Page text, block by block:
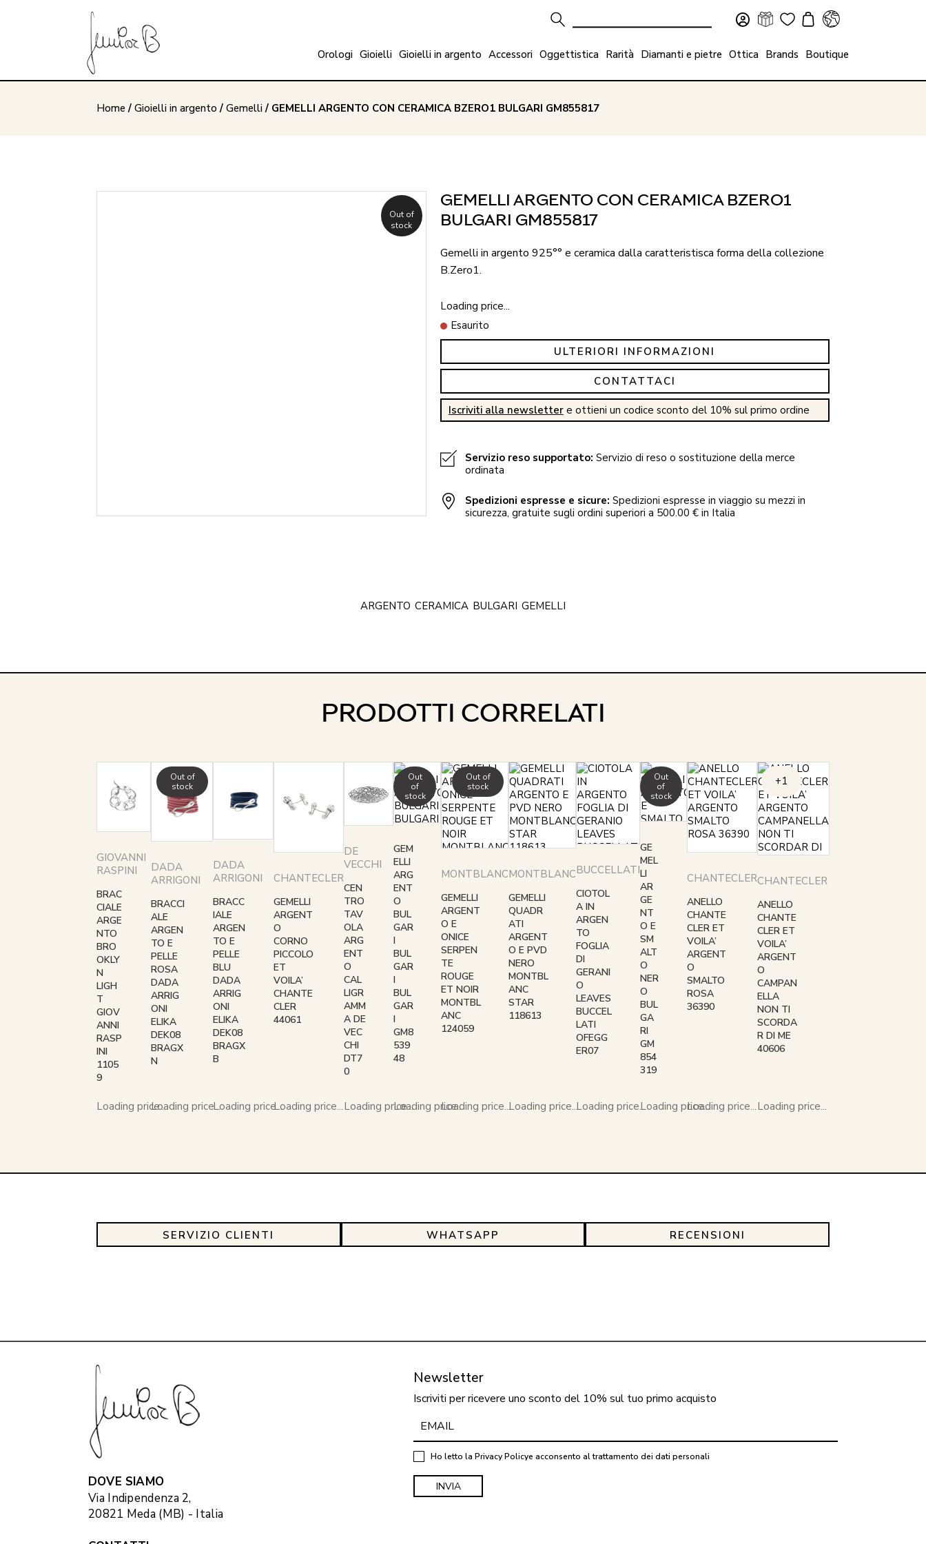
Orologi Gioielli Gioielli in argento Accessori Oggettistica Rarità Diamanti e pietre Ottica Brands Boutique
Home / Gioielli in argento / Gemelli/ GEMELLI ARGENTO CON CERAMICA BZERO1 BULGARI GM855817
Out of
stock
GEMELLI ARGENTO CON CERAMICA BZERO1
BULGARI GM855817
Gemelli in argento 925°° e ceramica dalla caratteristisca forma della collezione
B.Zero1.
Loading price...
Esaurito
ULTERIORI INFORMAZIONI
CONTATTACI
Iscriviti alla newslettere ottieni un codice sconto del 10% sul primo ordine
Servizio reso supportato: Servizio di reso o sostituzione della merce
ordinata
Spedizioni espresse e sicure: Spedizioni espresse in viaggio su mezzi in
sicurezza, gratuite sugli ordini superiori a 500.00 € in Italia
ARGENTO CERAMICA BULGARI GEMELLI
PRODOTTI CORRELATI
GIOVANNI
RASPINI
BRAC
CIALE
ARGE
NTO
BRO
OKLY
N
LIGH
T
GIOV
ANNI
RASP
INI
1105
9
Loading price...
DADA
ARRIGONI
Out of
stock
BRACCI
ALE
ARGEN
TO E
PELLE
ROSA
DADA
ARRIG
ONI
ELIKA
DEK08
BRAGX
N
Loading price...
DADA
ARRIGONI
BRACC
IALE
ARGEN
TO E
PELLE
BLU
DADA
ARRIG
ONI
ELIKA
DEK08
BRAGX
B
Loading price...
CHANTECLER
GEMELLI
ARGENT
O
CORNO
PICCOLO
ET
VOILA’
CHANTE
CLER
44061
Loading price...
DE
VECCHI
CEN
TRO
TAV
OLA
ARG
ENT
O
CAL
LIGR
AMM
A DE
VEC
CHI
DT7
0
Loading price...
Out
of
stock
GEM
ELLI
ARG
ENT
O
BUL
GAR
I
BUL
GAR
I
BUL
GAR
I
GM8
539
48
Loading price...
MONTBLANC
Out of
stock
GEMELLI
ARGENT
O E
ONICE
SERPEN
TE
ROUGE
ET NOIR
MONTBL
ANC
124059
Loading price...
MONTBLANC
GEMELLI
QUADR
ATI
ARGENT
O E PVD
NERO
MONTBL
ANC
STAR
118613
Loading price...
BUCCELLATI
CIOTOL
A IN
ARGEN
TO
FOGLIA
DI
GERANI
O
LEAVES
BUCCEL
LATI
OFEGG
ER07
Loading price...
Out
of
stock
GE
MEL
LI
AR
GE
NT
O E
SM
ALT
O
NER
O
BUL
GA
RI
GM
854
319
Loading price...
CHANTECLER
ANELLO
CHANTE
CLER ET
VOILA’
ARGENT
O
SMALTO
ROSA
36390
Loading price...
+1
CHANTECLER
ANELLO
CHANTE
CLER ET
VOILA’
ARGENT
O
CAMPAN
ELLA
NON TI
SCORDA
R DI ME
40606
Loading price...
SERVIZIO CLIENTI WHATSAPP RECENSIONI
DOVE SIAMO
Via Indipendenza 2,
20821 Meda (MB) - Italia
Newsletter
Iscriviti per ricevere uno sconto del 10% sul tuo primo acquisto
Ho letto laPrivacy Policye acconsento al trattamento dei dati personali